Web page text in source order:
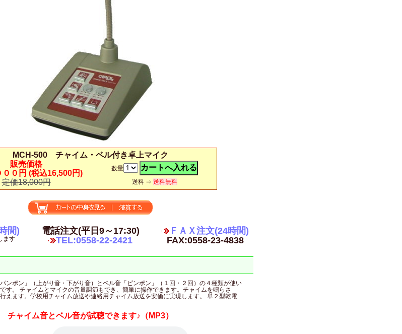
MCH-500 チャイム・ベル付き卓上マイク
販売価格
００円 (税込16,500円)
定価18,000円
数量
送料 ⇒ 送料無料
間)
ます
ＦＡＸ注文(24時間)
FAX:0558-23-4838
電話注文(平日9～17:30)
TEL:0558-22-2421
ンポン」（上がり音・下がり音）とベル音「ピンポン」（１回・２回）の４種類が使い
す。 チャイムとマイクの音量調節もでき、簡単に操作できます。チャイムを鳴らさ
えます。学校用チャイム放送や連絡用チャイム放送を安価に実現します。 単２型乾電
チャイム音とベル音が試聴できます♪（MP3）